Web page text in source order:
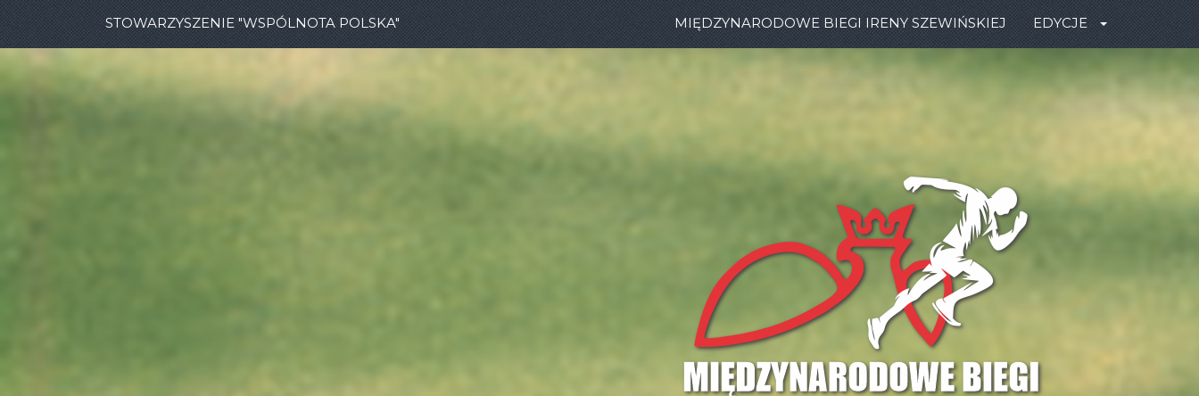
STOWARZYSZENIE "WSPÓLNOTA POLSKA" MIĘDZYNARODOWE BIEGI IRENY SZEWIŃSKIEJ EDYCJE